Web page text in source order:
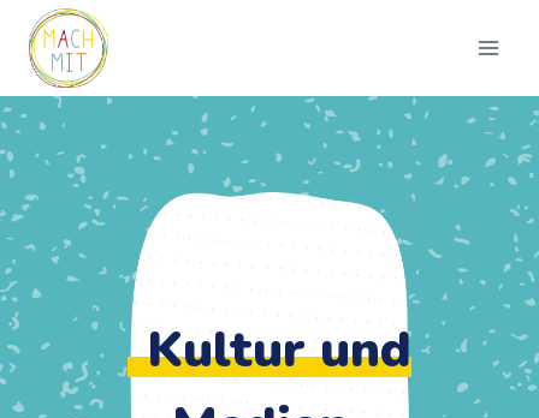
Zum
Inhalt
springen
Kultur und